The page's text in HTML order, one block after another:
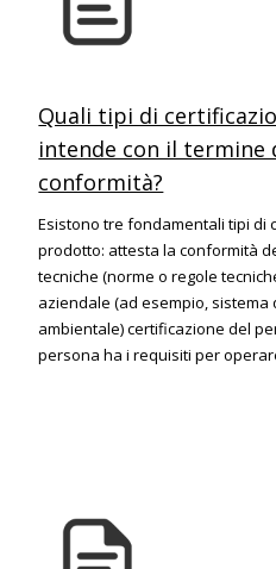
Quali tipi di
intende con il termine
conformità?
Esistono tre fondamentali tipi di
prodotto: attesta la conformità
tecniche (norme o regole
aziendale (ad esempio,
ambientale) certificazione del
persona ha i requisiti per